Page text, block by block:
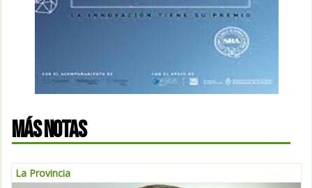
MÁS NOTAS
La Provincia